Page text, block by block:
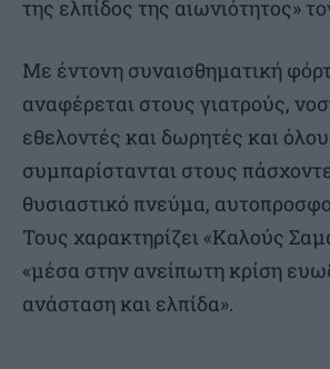
της ελπίδος της αιωνιότητος»
Με έντονη συναισθηματική
αναφέρεται στους γιατρούς,
εθελοντές και δωρητές και
συμπαρίστανται στους
θυσιαστικό πνεύμα,
Τους χαρακτηρίζει «Καλούς
«μέσα στην ανείπωτη κρίση
ανάσταση και ελπίδα».